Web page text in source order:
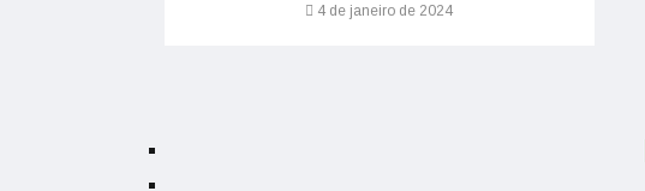
4 de janeiro de 2024